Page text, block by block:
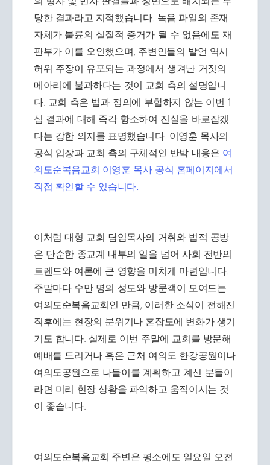
당한 결과라고 지적했습니다. 녹음 파일의 존재
자체가 불륜의 실질적 증거가 될 수 없음에도 재
판부가 이를 오인했으며, 주변인들의 발언 역시
허위 주장이 유포되는 과정에서 생겨난 거짓의
메아리에 불과하다는 것이 교회 측의 설명입니
다. 교회 측은 법과 정의에 부합하지 않는 이번 1
심 결과에 대해 즉각 항소하여 진실을 바로잡겠
다는 강한 의지를 표명했습니다. 이영훈 목사의
공식 입장과 교회 측의 구체적인 반박 내용은 여
의도순복음교회 이영훈 목사 공식 홈페이지에서
직접 확인할 수 있습니다.
이처럼 대형 교회 담임목사의 거취와 법적 공방
은 단순한 종교계 내부의 일을 넘어 사회 전반의
트렌드와 여론에 큰 영향을 미치게 마련입니다.
주말마다 수만 명의 성도와 방문객이 모여드는
여의도순복음교회인 만큼, 이러한 소식이 전해진
직후에는 현장의 분위기나 혼잡도에 변화가 생기
기도 합니다. 실제로 이번 주말에 교회를 방문해
예배를 드리거나 혹은 근처 여의도 한강공원이나
여의도공원으로 나들이를 계획하고 계신 분들이
라면 미리 현장 상황을 파악하고 움직이시는 것
이 좋습니다.
여의도순복음교회 주변은 평소에도 일요일 오전